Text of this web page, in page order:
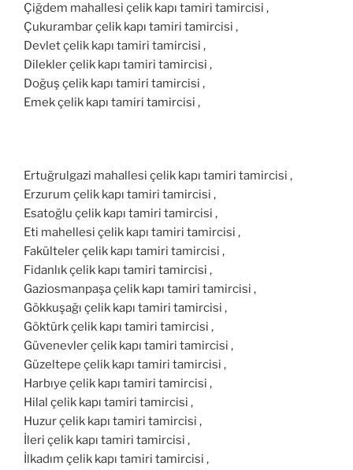
Çiğdem mahallesi çelik kapı tamiri tamircisi ,
Çukurambar çelik kapı tamiri tamircisi ,
Devlet çelik kapı tamiri tamircisi ,
Dilekler çelik kapı tamiri tamircisi ,
Doğuş çelik kapı tamiri tamircisi ,
Emek çelik kapı tamiri tamircisi ,
Ertuğrulgazi mahallesi çelik kapı tamiri tamircisi ,
Erzurum çelik kapı tamiri tamircisi ,
Esatoğlu çelik kapı tamiri tamircisi ,
Eti mahellesi çelik kapı tamiri tamircisi ,
Fakülteler çelik kapı tamiri tamircisi ,
Fidanlık çelik kapı tamiri tamircisi ,
Gaziosmanpaşa çelik kapı tamiri tamircisi ,
Gökkuşağı çelik kapı tamiri tamircisi ,
Göktürk çelik kapı tamiri tamircisi ,
Güvenevler çelik kapı tamiri tamircisi ,
Güzeltepe çelik kapı tamiri tamircisi ,
Harbıye çelik kapı tamiri tamircisi ,
Hilal çelik kapı tamiri tamircisi ,
Huzur çelik kapı tamiri tamircisi ,
İleri çelik kapı tamiri tamircisi ,
İlkadım çelik kapı tamiri tamircisi ,